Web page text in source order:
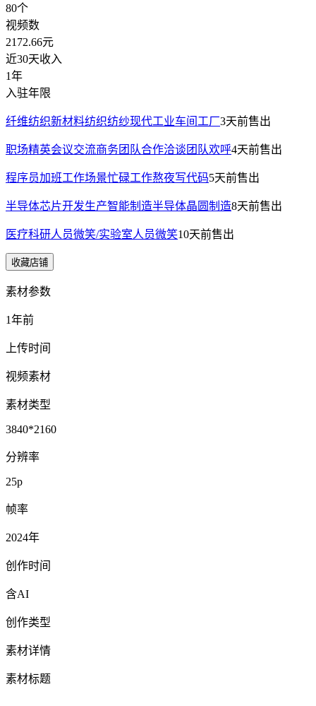
80个
视频数
2172.66元
近30天收入
1年
入驻年限
纤维纺织新材料纺织纺纱现代工业车间工厂3天前售出
职场精英会议交流商务团队合作洽谈团队欢呼4天前售出
程序员加班工作场景忙碌工作熬夜写代码5天前售出
半导体芯片开发生产智能制造半导体晶圆制造8天前售出
医疗科研人员微笑/实验室人员微笑10天前售出
收藏店铺
素材参数
1年前
上传时间
视频素材
素材类型
3840*2160
分辨率
25p
帧率
2024年
创作时间
含AI
创作类型
素材详情
素材标题